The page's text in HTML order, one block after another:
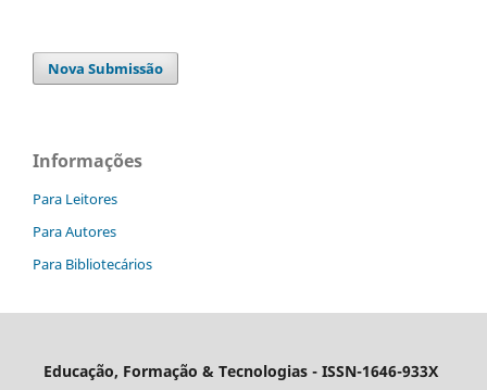
Nova Submissão
Informações
Para Leitores
Para Autores
Para Bibliotecários
Educação, Formação & Tecnologias - ISSN-1646-933X